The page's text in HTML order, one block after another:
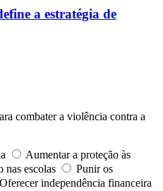
a estratégia de
combater a violência contra a
Aumentar a proteção às
nas escolas
Punir os
Oferecer independência financeira